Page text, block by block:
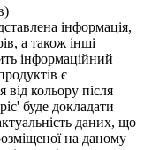
інформація,
а також інші
інформаційний
є
кольору після
буде докладати
даних, що
на даному